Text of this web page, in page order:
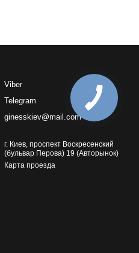
Viber
Telegram
ginesskiev@mail.com
г. Киев, проспект Воскресенский
(бульвар Перова) 19 (Авторынок)
Карта проезда